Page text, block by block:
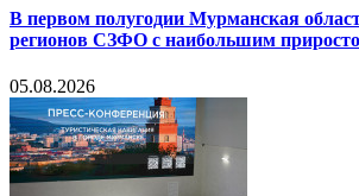
В первом полугодии Мурманская
регионов СЗФО с наибольшим
05.08.2026